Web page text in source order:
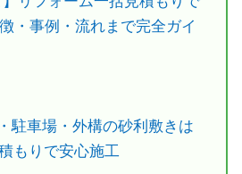
・事例・流れまで完全ガイ
駐車場・外構の砂利敷きは
もりで安心施工